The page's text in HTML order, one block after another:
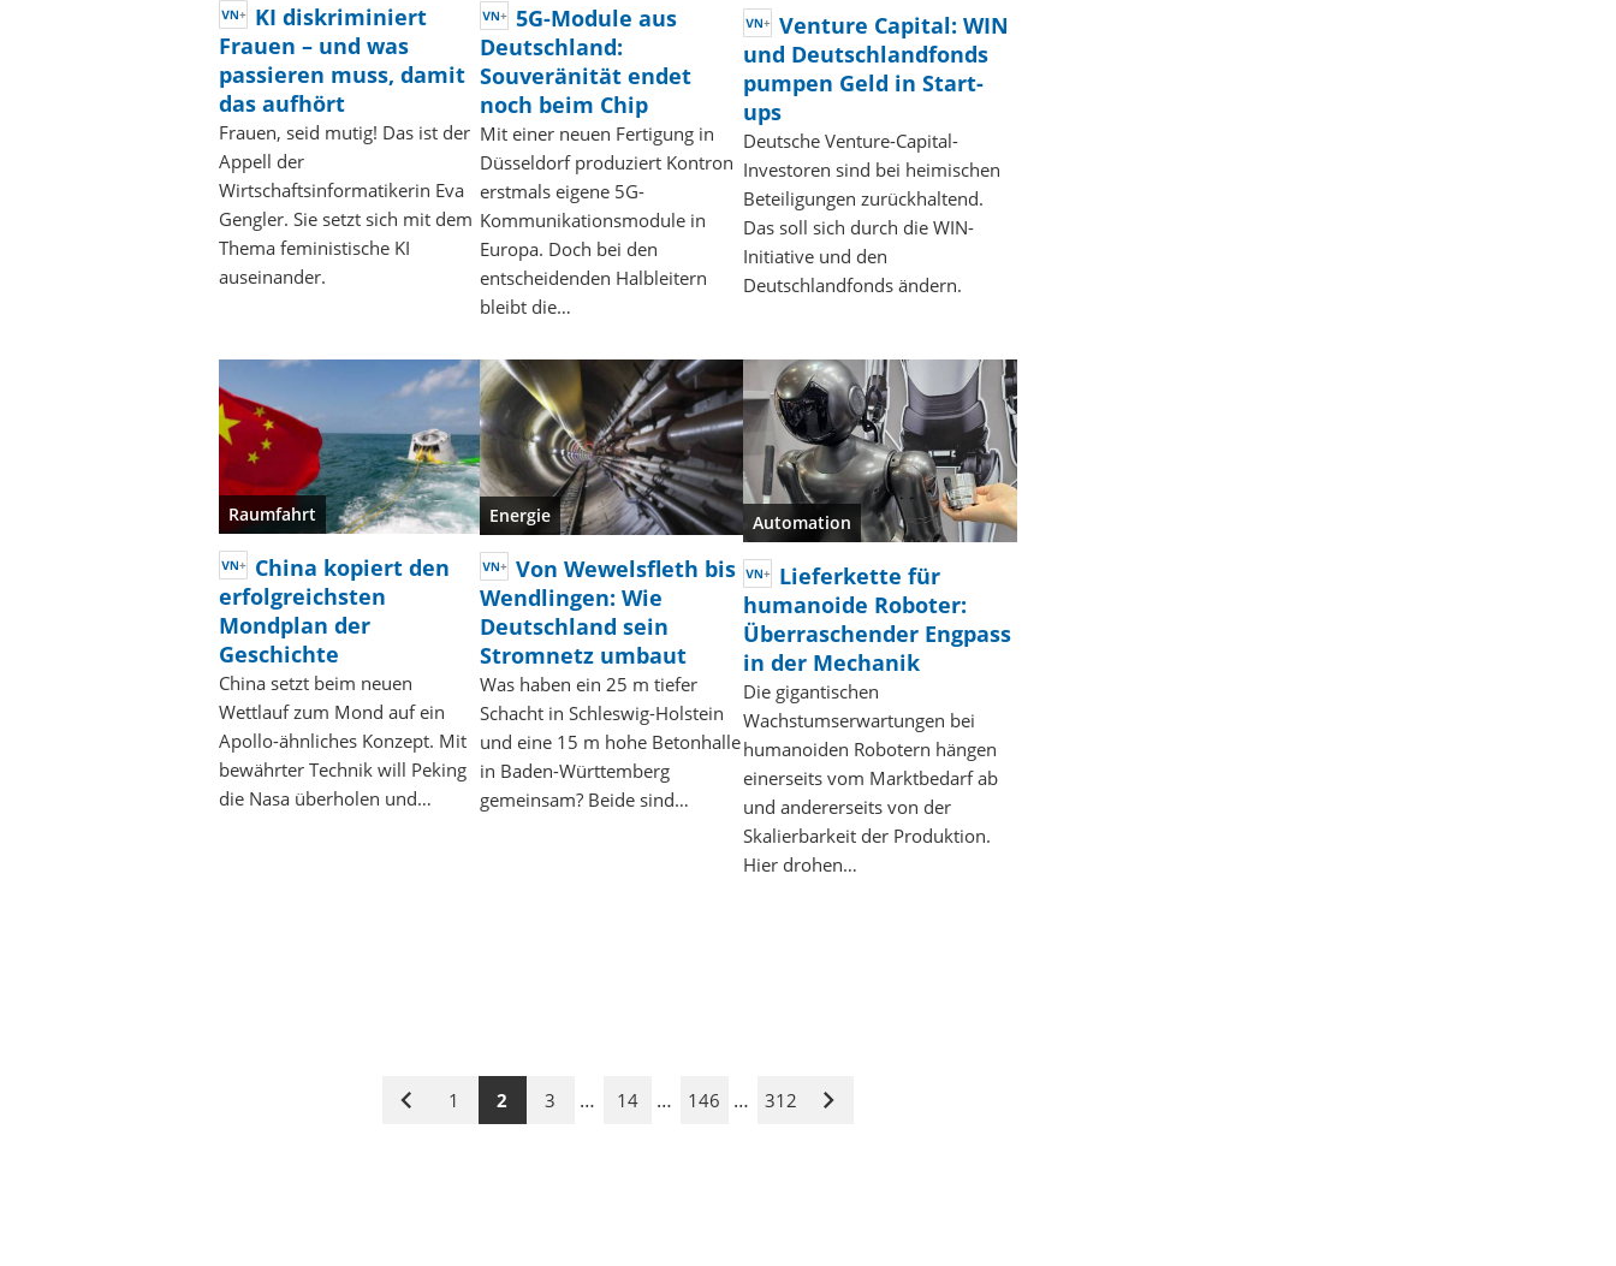
KI diskriminiert
Frauen – und was
passieren muss, damit
das aufhört
Frauen, seid mutig! Das ist der
Appell der
Wirtschaftsinformatikerin Eva
Gengler. Sie setzt sich mit dem
Thema feministische KI
auseinander.
5G-Module aus
Deutschland:
Souveränität endet
noch beim Chip
Mit einer neuen Fertigung in
Düsseldorf produziert Kontron
erstmals eigene 5G-
Kommunikationsmodule in
Europa. Doch bei den
entscheidenden Halbleitern
bleibt die…
Venture Capital: WIN
und Deutschlandfonds
pumpen Geld in Start-
ups
Deutsche Venture-Capital-
Investoren sind bei heimischen
Beteiligungen zurückhaltend.
Das soll sich durch die WIN-
Initiative und den
Deutschlandfonds ändern.
Raumfahrt
China kopiert den
erfolgreichsten
Mondplan der
Geschichte
China setzt beim neuen
Wettlauf zum Mond auf ein
Apollo-ähnliches Konzept. Mit
bewährter Technik will Peking
die Nasa überholen und…
Energie
Von Wewelsfleth bis
Wendlingen: Wie
Deutschland sein
Stromnetz umbaut
Was haben ein 25 m tiefer
Schacht in Schleswig-Holstein
und eine 15 m hohe Betonhalle
in Baden-Württemberg
gemeinsam? Beide sind…
Automation
Lieferkette für
humanoide Roboter:
Überraschender Engpass
in der Mechanik
Die gigantischen
Wachstumserwartungen bei
humanoiden Robotern hängen
einerseits vom Marktbedarf ab
und andererseits von der
Skalierbarkeit der Produktion.
Hier drohen…
Vorige
1 2 3 … 14 … 146 … 312
Nächste